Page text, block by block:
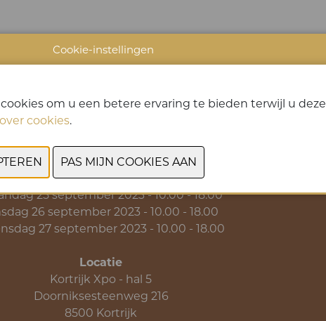
Data & Openingsuren
24 september 2023 - 10.00 - 18.00
25 september 2023 - 10.00 - 18.00
26 september 2023 - 10.00 - 18.00
27 september 2023 - 10.00 - 18.00
Locatie
Kortrijk Xpo - hal 5
Doorniksesteenweg 216
8500 Kortrijk
Cookie-instellingen
om u een betere ervaring te bieden terwijl u deze
cookies.